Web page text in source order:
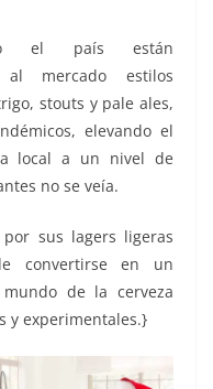
el país están
al mercado estilos
stouts y pale ales,
elevando el
local a un nivel de
no se veía.
sus lagers ligeras
convertirse en un
de la cerveza
y experimentales.}